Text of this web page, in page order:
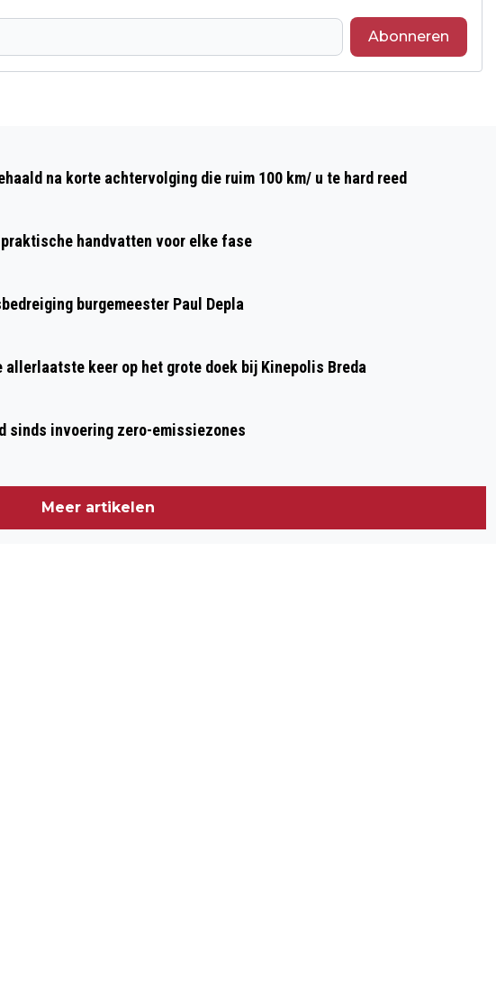
Abonneren
BRABANTSE TWIJFELAARS
na korte achtervolging die ruim 100 km/ u te hard reed
handvatten voor elke fase
burgemeester Paul Depla
keer op het grote doek bij Kinepolis Breda
sinds invoering zero-emissiezones
Meer artikelen